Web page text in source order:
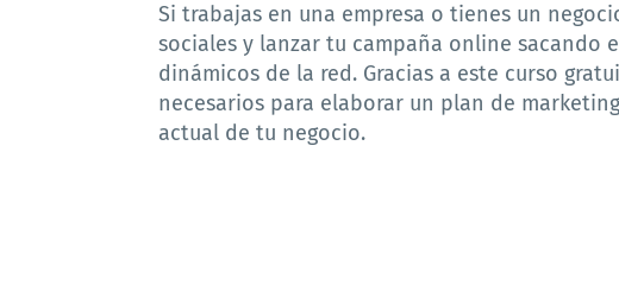
Si trabajas en una empresa o tienes un
sociales y lanzar tu campaña online sacando
dinámicos de la red. Gracias a este curso
necesarios para elaborar un plan de
actual de tu negocio.